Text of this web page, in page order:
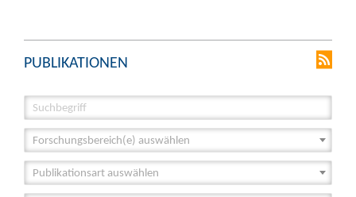
PUBLIKATIONEN
Forschungsbereich(e) auswählen
Publikationsart auswählen